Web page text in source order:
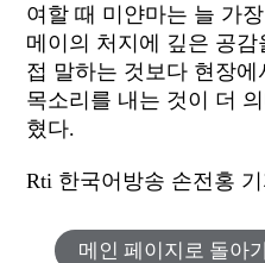
여할 때 미얀마는 늘 가
메이의 처지에 깊은 공감
접 말하는 것보다 현장
목소리를 내는 것이 더
혔다.
Rti 한국어방송 손전홍
메인 페이지로 돌아